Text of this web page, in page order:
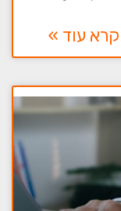
קרא עוד »